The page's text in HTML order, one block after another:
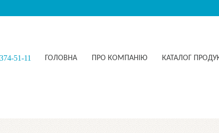
ГОЛОВНА ПРО КОМПАНІЮ КАТАЛОГ
51-11